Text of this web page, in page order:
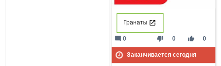
Гранаты
thumb_down 0 thumb_up 0
mode_comment 0
Заканчивается сегодня